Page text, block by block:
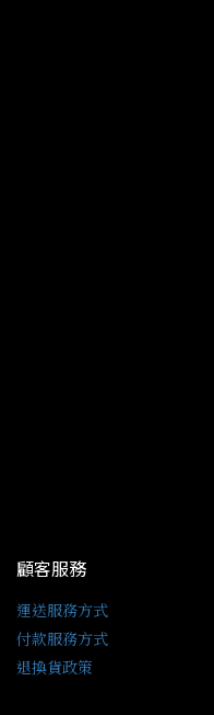
顧客服務
運送服務方式
付款服務方式
退換貨政策